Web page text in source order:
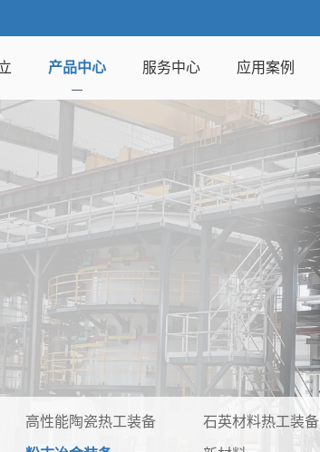
产品中心 服务中心 应用案例
高性能陶瓷热工装备 石英材料热工装备